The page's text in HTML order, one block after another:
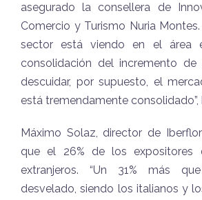
asegurado la consellera de
Comercio y Turismo Nuria
sector está viendo en el área
consolidación del incremento de
descuidar, por supuesto, el
está tremendamente consolidado”,
Máximo Solaz, director de
que el 26% de los expositores
extranjeros. “Un 31% más
desvelado, siendo los italianos y